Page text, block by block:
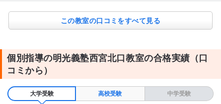
1日あたりの授業時間について
1〜2時間
・基本的には集団での授業を実施。 ・一方的に指導するだけとい
うスタイルではなく、子供の質問も随時受け付けてくれる。 ・授
業後、わからない箇所があれば、個別に質問し、指導してくれる
時間を設けてくれる。
テキスト・教材について
この教室の口コミをすべて見る
個別指導の明光義塾西宮北口教室の合格実績（口
コミから）
大学受験 高校受験 中学受験